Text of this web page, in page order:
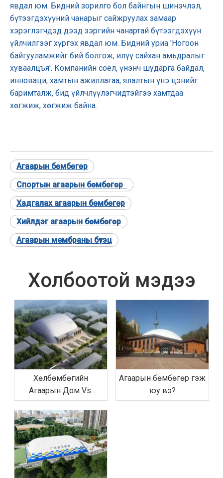
явдал юм. Бидний зорилго бол байнгын шинэчлэл,
бүтээгдэхүүний чанарыг сайжруулах замаар
хэрэглэгчдэд дээд зэргийн чанартай бүтээгдэхүүн
үйлчилгээг хүргэх явдал юм. Бидний уриа 'Ногоон
байгууламжийг бий болгож, илүү сайхан амьдралыг
хуваалцъя'. Компанийн соёл, үнэнч шударга байдал,
инноваци, хамтын ажиллагаа, ялалтын үнэ цэнийг
баримталж, бид үйлчлүүлэгчидтэйгээ хамтдаа
хөгжиж, хөгжиж байна.
Агаарын бөмбөгөр
Спортын агаарын бөмбөгөр
Хадгалах агаарын бөмбөгөр
Хийлдэг агаарын бөмбөгөр
Агаарын мембраны бүтэц
Холбоотой мэдээ
Хөлбөмбөгийн
Агаарын Дом Vs.
Уламжлалт спортын
ордон: Бөмбөг яагаад
50% илүү хэмнэлттэй
байдаг вэ?
Агаарын бөмбөгөр гэж
юу вэ?